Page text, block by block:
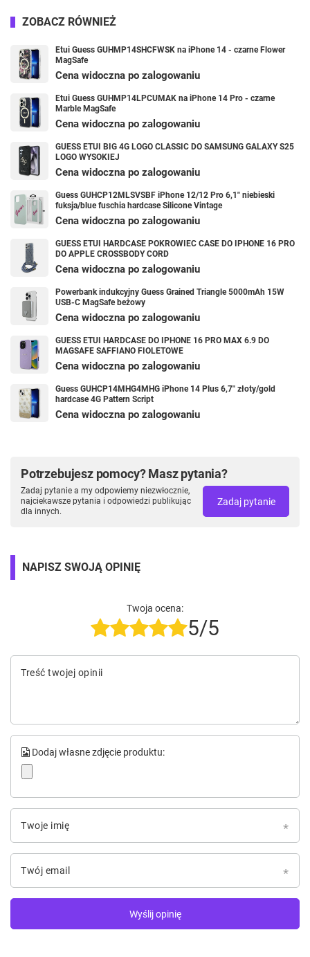
ZOBACZ RÓWNIEŻ
Etui Guess GUHMP14SHCFWSK na iPhone 14 - czarne Flower
MagSafe
Cena widoczna po zalogowaniu
Etui Guess GUHMP14LPCUMAK na iPhone 14 Pro - czarne
Marble MagSafe
Cena widoczna po zalogowaniu
GUESS ETUI BIG 4G LOGO CLASSIC DO SAMSUNG GALAXY S25
LOGO WYSOKIEJ
Cena widoczna po zalogowaniu
Guess GUHCP12MLSVSBF iPhone 12/12 Pro 6,1" niebieski
fuksja/blue fuschia hardcase Silicone Vintage
Cena widoczna po zalogowaniu
GUESS ETUI HARDCASE POKROWIEC CASE DO IPHONE 16 PRO
DO APPLE CROSSBODY CORD
Cena widoczna po zalogowaniu
Powerbank indukcyjny Guess Grained Triangle 5000mAh 15W
USB-C MagSafe beżowy
Cena widoczna po zalogowaniu
GUESS ETUI HARDCASE DO IPHONE 16 PRO MAX 6.9 DO
MAGSAFE SAFFIANO FIOLETOWE
Cena widoczna po zalogowaniu
Guess GUHCP14MHG4MHG iPhone 14 Plus 6,7" złoty/gold
hardcase 4G Pattern Script
Cena widoczna po zalogowaniu
Potrzebujesz pomocy? Masz pytania?
Zadaj pytanie a my odpowiemy niezwłocznie,
najciekawsze pytania i odpowiedzi publikując
dla innych.
Zadaj pytanie
NAPISZ SWOJĄ OPINIĘ
Twoja ocena:
5/5
Treść twojej opinii
Dodaj własne zdjęcie produktu:
Twoje imię
Twój email
Wyślij opinię